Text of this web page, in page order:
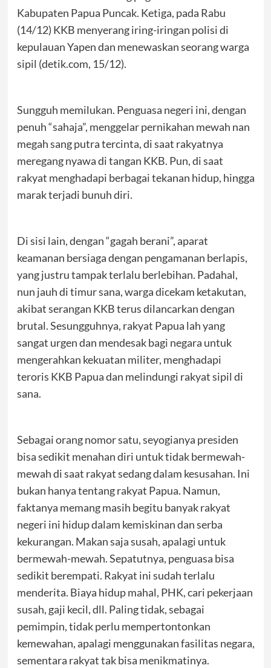
Kabupaten Papua Puncak. Ketiga, pada Rabu
(14/12) KKB menyerang iring-iringan polisi di
kepulauan Yapen dan menewaskan seorang warga
sipil (detik.com, 15/12).
Sungguh memilukan. Penguasa negeri ini, dengan
penuh “sahaja”, menggelar pernikahan mewah nan
megah sang putra tercinta, di saat rakyatnya
meregang nyawa di tangan KKB. Pun, di saat
rakyat menghadapi berbagai tekanan hidup, hingga
marak terjadi bunuh diri.
Di sisi lain, dengan “gagah berani”, aparat
keamanan bersiaga dengan pengamanan berlapis,
yang justru tampak terlalu berlebihan. Padahal,
nun jauh di timur sana, warga dicekam ketakutan,
akibat serangan KKB terus dilancarkan dengan
brutal. Sesungguhnya, rakyat Papua lah yang
sangat urgen dan mendesak bagi negara untuk
mengerahkan kekuatan militer, menghadapi
teroris KKB Papua dan melindungi rakyat sipil di
sana.
Sebagai orang nomor satu, seyogianya presiden
bisa sedikit menahan diri untuk tidak bermewah-
mewah di saat rakyat sedang dalam kesusahan. Ini
bukan hanya tentang rakyat Papua. Namun,
faktanya memang masih begitu banyak rakyat
negeri ini hidup dalam kemiskinan dan serba
kekurangan. Makan saja susah, apalagi untuk
bermewah-mewah. Sepatutnya, penguasa bisa
sedikit berempati. Rakyat ini sudah terlalu
menderita. Biaya hidup mahal, PHK, cari pekerjaan
susah, gaji kecil, dll. Paling tidak, sebagai
pemimpin, tidak perlu mempertontonkan
kemewahan, apalagi menggunakan fasilitas negara,
sementara rakyat tak bisa menikmatinya.